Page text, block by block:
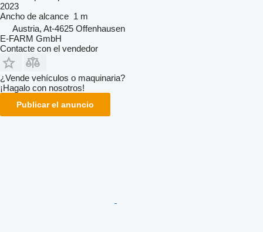
2023
Ancho de alcance 1 m
Austria, At-4625 Offenhausen
E-FARM GmbH
Contacte con el vendedor
¿Vende vehículos o maquinaria?
¡Hagalo con nosotros!
Publicar el anuncio